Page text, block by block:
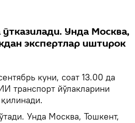
Унда Москва,
экспертлар иштирок
куни, соат 13.00 да
транспорт йўлакларини
Унда Москва, Тошкент,